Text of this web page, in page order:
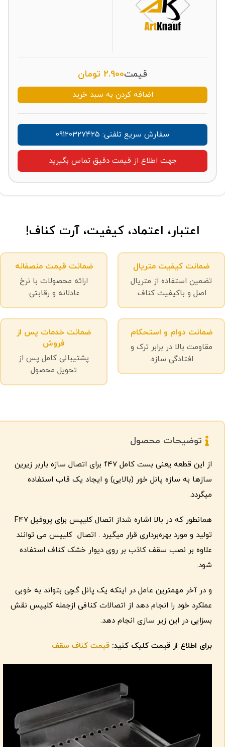
قیمت2.900 تومان
اضافه کردن به سبد خرید
سفارش سریع تلفنی: ۰۹۱۲۰۳۲۷۴۲۵
جهت اطلاع از قیمت دقیق تماس بگیرید
اعتبار، اعتماد، کیفیت، آرت کناف!
ضمانت کیفیت متریال
تضمین استفاده از متریال
اصل و باکیفیت کناف.
ضمانت قیمت منصفانه
ارائه محصولات با نرخ
عادلانه و رقابتی.
ضمانت دوام و استحکام
مقاومت بالا در برابر ترک و
افتادگی سازه.
ضمانت خدمات پس از
فروش
پشتیبانی کامل پس از
تحویل محصول
توضیحات محصول
از این قطعه یعنی بست کامل f47 برای اتصال سازه باربر زیرین
سازها به سازه پانل خور (بالایی) و ایجاد یک قاب استفاده
میگردد.
همانطور که در بالا اشاره شداز اتصال کلیپس برای پروفیل F47
تولید و مورد بهره‌برداری قرار میگیرد . اتصال کلیپس می توانند
علاوه بر نصب سقف کاذب بر روی دیوار خشک کناف استفاده
شود.
و در آخر مهمترین عامل در اینکه یک پانل گچی بتواند به خوبی
عملکرد خود را انجام دهد از اتصالات کنافی ازجمله کلیپس نقش
بسزایی در این زیر سازی انجام دهد.
برای اطلاع از قیمت کلیک کنید: قیمت کناف سقف